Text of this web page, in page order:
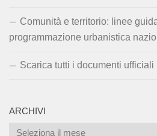
Comunità e territorio: linee
programmazione urbanistica
Scarica tutti i documenti ufficiali
ARCHIVI
Archivi